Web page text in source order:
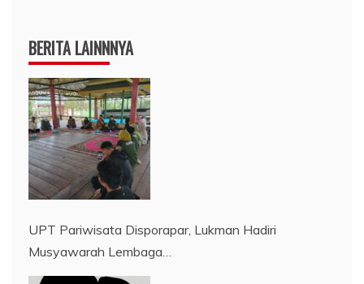
BERITA LAINNNYA
UPT Pariwisata Disporapar, Lukman Hadiri
Musyawarah Lembaga…